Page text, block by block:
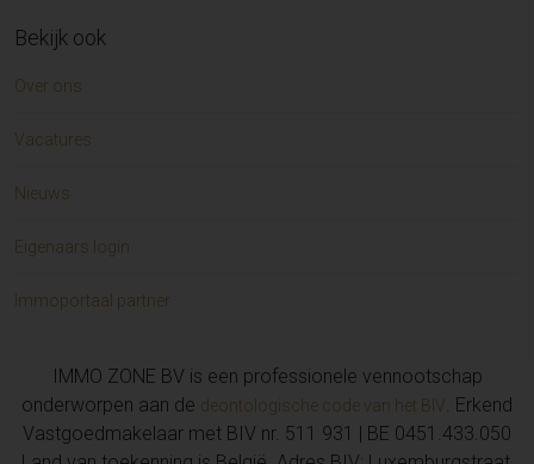
Bekijk ook
Over ons
Vacatures
Nieuws
Eigenaars login
Immoportaal partner
IMMO ZONE BV is een professionele vennootschap
onderworpen aan de deontologische code van het BIV
. Erkend
Vastgoedmakelaar met BIV nr. 511 931 | BE 0451.433.050